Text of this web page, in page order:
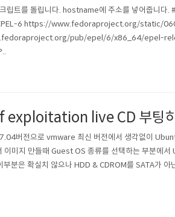
립트를 돌립니다. hostname에 주소를 넣어줍니
6 https://www.fedoraproject.org/static/
pub/epel/6/x86_64/epel-
exploitation live CD 부팅
버전으로 vmware 최신 버전에서 생각없이
미지 만들때 Guest OS 종류를 선택하는 부분에
분은 확실치 않으나 HDD & CDROM를 SATA가 아